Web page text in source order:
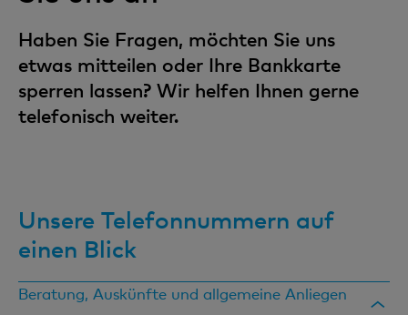
Haben Sie Fragen, möchten Sie uns
etwas mitteilen oder Ihre Bankkarte
sperren lassen? Wir helfen Ihnen gerne
telefonisch weiter.
Unsere Telefonnummern auf
einen Blick
Beratung, Auskünfte und allgemeine Anliegen